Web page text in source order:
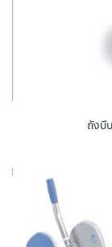
ถังบี